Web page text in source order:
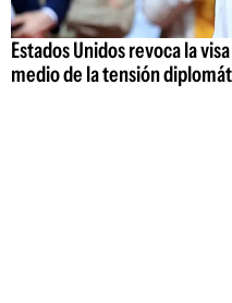
Estados Unidos revoca la
medio de la tensión